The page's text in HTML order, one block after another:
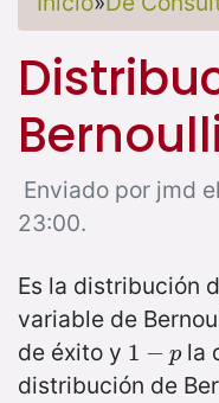
Enviado por jmd
23:00.
Es la distribución
variable de
de éxito y 1 − p
1 −p
la
distribución de